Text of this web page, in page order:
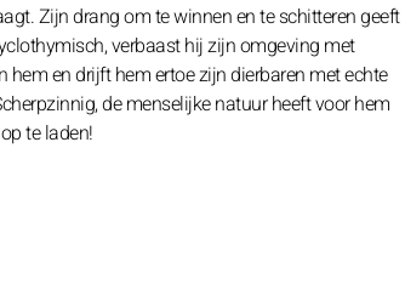
Zijn drang om te winnen en te schitteren geeft
verbaast hij zijn omgeving met
en drijft hem ertoe zijn dierbaren met echte
de menselijke natuur heeft voor hem
te laden!